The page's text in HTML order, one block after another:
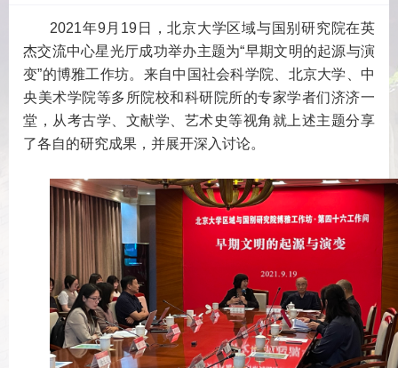
2021年9月19日，北京大学区域与国别研究院在英
杰交流中心星光厅成功举办主题为“早期文明的起源与演
变”的博雅工作坊。来自中国社会科学院、北京大学、中
央美术学院等多所院校和科研院所的专家学者们济济一
堂，从考古学、文献学、艺术史等视角就上述主题分享
了各自的研究成果，并展开深入讨论。